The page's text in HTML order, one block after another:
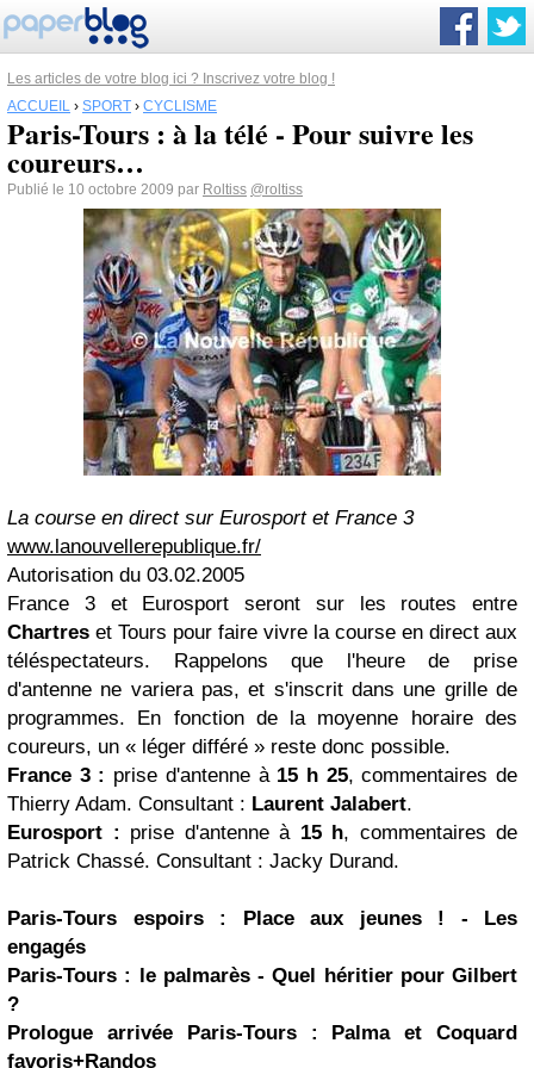
Les articles de votre blog ici ? Inscrivez votre blog !
ACCUEIL › SPORT › CYCLISME
Paris-Tours : à la télé - Pour suivre les
coureurs…
Publié le 10 octobre 2009 par Roltiss @roltiss
La course en direct sur Eurosport et France 3
www.lanouvellerepublique.fr/
Autorisation du 03.02.2005
France 3 et Eurosport seront sur les routes entre
Chartres et Tours pour faire vivre la course en direct aux
téléspectateurs. Rappelons que l'heure de prise
d'antenne ne variera pas, et s'inscrit dans une grille de
programmes. En fonction de la moyenne horaire des
coureurs, un « léger différé » reste donc possible.
France 3 : prise d'antenne à 15 h 25, commentaires de
Thierry Adam. Consultant : Laurent Jalabert.
Eurosport : prise d'antenne à 15 h, commentaires de
Patrick Chassé. Consultant : Jacky Durand.
Paris-Tours espoirs : Place aux jeunes ! - Les
engagés
Paris-Tours : le palmarès - Quel héritier pour Gilbert
?
Prologue arrivée Paris-Tours : Palma et Coquard
favoris+Randos